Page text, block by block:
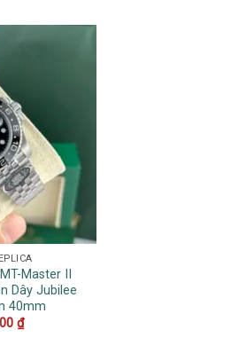
Master II
Dây Jubilee
40mm
₫